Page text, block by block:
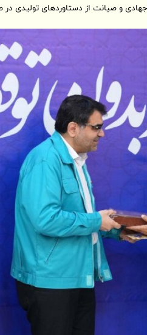
و صیانت از دستاوردهای تولیدی در